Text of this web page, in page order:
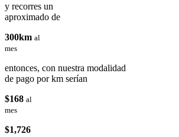
y recorres un
aproximado de
300km al
mes
entonces, con nuestra modalidad
de pago por km serían
$168 al
mes
$1,726